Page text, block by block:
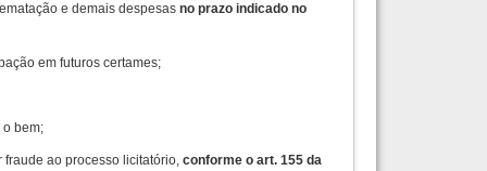
e demais despesas no prazo indicado no
em futuros certames;
bem;
ao processo licitatório, conforme o art. 155 da